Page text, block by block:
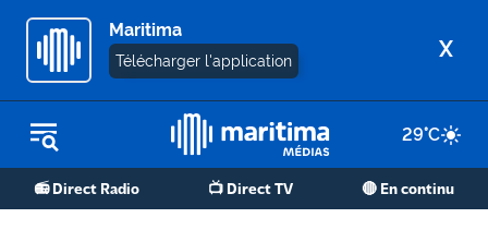
Maritima
Télécharger l'application X
29°C
📻 Direct Radio 📺 Direct TV 🔴 En continu
REPLAY RADIO
REPLAY TV